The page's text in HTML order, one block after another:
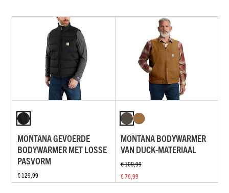
MONTANA GEVOERDE
BODYWARMER MET LOSSE
PASVORM
€ 129,99
MONTANA BODYWARMER
VAN DUCK-MATERIAAL
€ 109,99
€ 76,99